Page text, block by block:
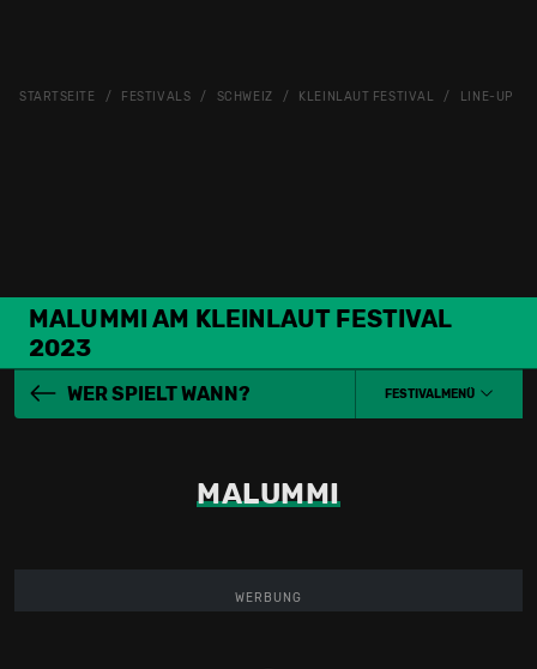
STARTSEITE FESTIVALS SCHWEIZ KLEINLAUT FESTIVAL LINE-UP
MALUMMI AM KLEINLAUT FESTIVAL
2023
WER SPIELT WANN? FESTIVALMENÜ
MALUMMI
WERBUNG